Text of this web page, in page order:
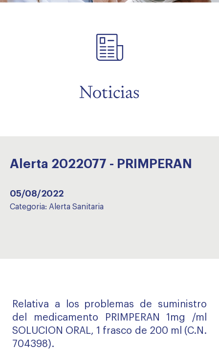
Noticias
Alerta 2022077 - PRIMPERAN
05/08/2022
Categoria: Alerta Sanitaria
Relativa a los
problemas de suministro
del medicamento PRIMPERAN 1mg /ml
SOLUCION ORAL, 1 frasco de 200 ml (C.N.
704398).